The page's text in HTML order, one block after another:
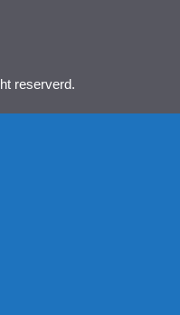
reserverd.